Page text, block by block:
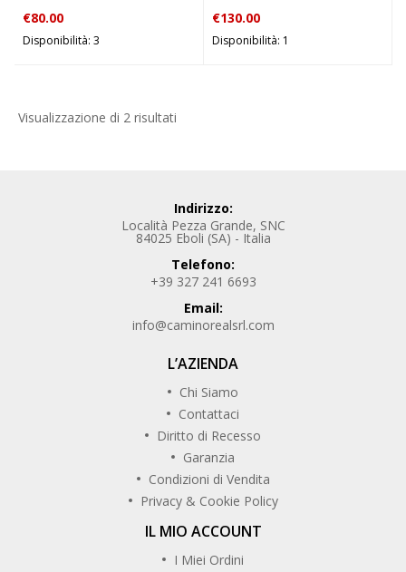
€80.00
Disponibilità: 3
€130.00
Disponibilità: 1
Visualizzazione di 2 risultati
Indirizzo:
Località Pezza Grande, SNC
84025 Eboli (SA) - Italia
Telefono:
+39 327 241 6693
Email:
info@caminorealsrl.com
L’AZIENDA
Chi Siamo
Contattaci
Diritto di Recesso
Garanzia
Condizioni di Vendita
Privacy & Cookie Policy
IL MIO ACCOUNT
I Miei Ordini